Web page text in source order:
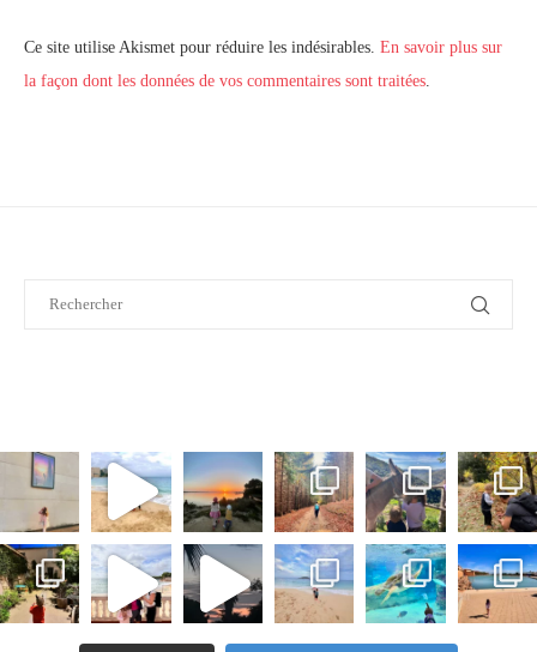
Ce site utilise Akismet pour réduire les indésirables. En savoir plus sur
la façon dont les données de vos commentaires sont traitées.